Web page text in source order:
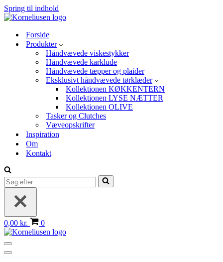
Spring til indhold
Forside
Produkter
Håndvævede viskestykker
Håndvævede karklude
Håndvævede tæpper og plaider
Eksklusivt håndvævede tørklæder
Kollektionen KØKKENTERN
Kollektionen LYSE NÆTTER
Kollektionen OLIVE
Tasker og Clutches
Væveopskrifter
Inspiration
Om
Kontakt
Søg
efter...
0,00 kr. Indkøbskurv
0
Navigation
menu
Navigation